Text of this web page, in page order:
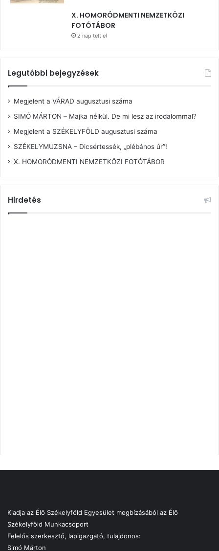
X. HOMORÓDMENTI NEMZETKÖZI
FOTÓTÁBOR
2 nap telt el
Legutóbbi bejegyzések
Megjelent a VÁRAD augusztusi száma
SIMÓ MÁRTON – Majka nélkül. De mi lesz az irodalommal?
Megjelent a SZÉKELYFÖLD augusztusi száma
SZÉKELYMUZSNA – Dicsértessék, „plébános úr”!
X. HOMORÓDMENTI NEMZETKÖZI FOTÓTÁBOR
Hirdetés
Kiadja az Élő Székelyföld Egyesület megbízásából az Élő
Székelyföld Munkacsoport
Felelős szerkesztő, lapigazgató, tulajdonos:
Simó Márton